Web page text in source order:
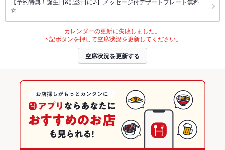
☆
カレンダーの更新に失敗しました。
下記ボタンを押して空席状況を更新してください。
空席状況を更新する